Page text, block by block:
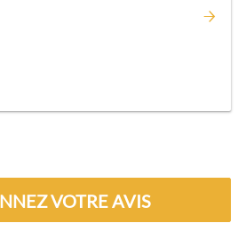
Médecins
TéléphoneVOTRE AVIS